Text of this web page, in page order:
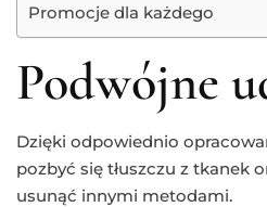
Promocje dla każdego
Podwójne
Dzięki odpowiednio
pozbyć się tłuszczu z tkanek
usunąć innymi metodami.